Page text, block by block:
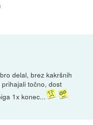
delal, brez kakršnih
točno, dost
1x konec...